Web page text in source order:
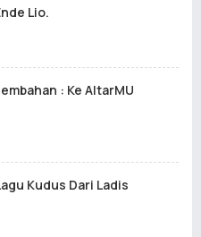
Lio.
: Ke AltarMU
Kudus Dari Ladis